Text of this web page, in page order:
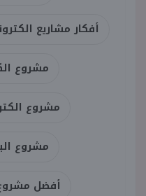
أفكار مشاريع
مشروع
مشروع
مشروع
أفضل